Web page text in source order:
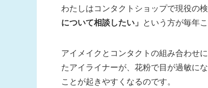
わたしはコンタクトショップで現役の
について相談したい」 という方が毎年
アイメイクとコンタクトの組み合わせ
たアイライナーが、花粉で目が過敏に
ことが起きやすくなるのです。